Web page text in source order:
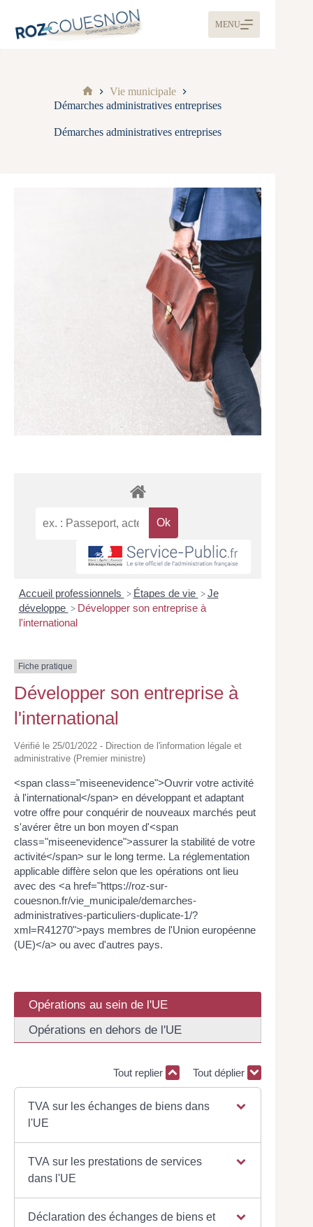
MENU
Vie municipale
Démarches administratives entreprises
Démarches administratives entreprises
Accueil professionnels > Étapes de vie > Je
développe > Développer son entreprise à
l'international
Fiche pratique
Développer son entreprise à
l'international
Vérifié le 25/01/2022 - Direction de l'information légale et
administrative (Premier ministre)
<span class="miseenevidence">Ouvrir votre activité
à l'international</span> en développant et adaptant
votre offre pour conquérir de nouveaux marchés peut
s'avérer être un bon moyen d'<span
class="miseenevidence">assurer la stabilité de votre
activité</span> sur le long terme. La réglementation
applicable diffère selon que les opérations ont lieu
avec des <a href="https://roz-sur-
couesnon.fr/vie_municipale/demarches-
administratives-particuliers-duplicate-1/?
xml=R41270">pays membres de l'Union européenne
(UE)</a> ou avec d'autres pays.
Opérations au sein de l'UE
Opérations en dehors de l'UE
Tout replier Tout déplier
TVA sur les échanges de biens dans
l'UE
TVA sur les prestations de services
dans l'UE
Déclaration des échanges de biens et